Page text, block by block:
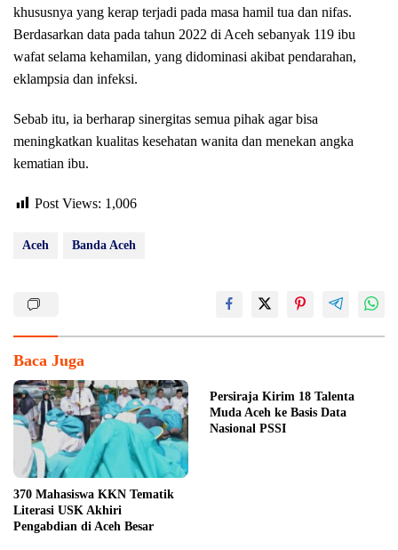
khususnya yang kerap terjadi pada masa hamil tua dan nifas.
Berdasarkan data pada tahun 2022 di Aceh sebanyak 119 ibu
wafat selama kehamilan, yang didominasi akibat pendarahan,
eklampsia dan infeksi.
Sebab itu, ia berharap sinergitas semua pihak agar bisa
meningkatkan kualitas kesehatan wanita dan menekan angka
kematian ibu.
Post Views: 1,006
Aceh Banda Aceh
Baca Juga
370 Mahasiswa KKN Tematik
Literasi USK Akhiri
Pengabdian di Aceh Besar
Persiraja Kirim 18 Talenta
Muda Aceh ke Basis Data
Nasional PSSI